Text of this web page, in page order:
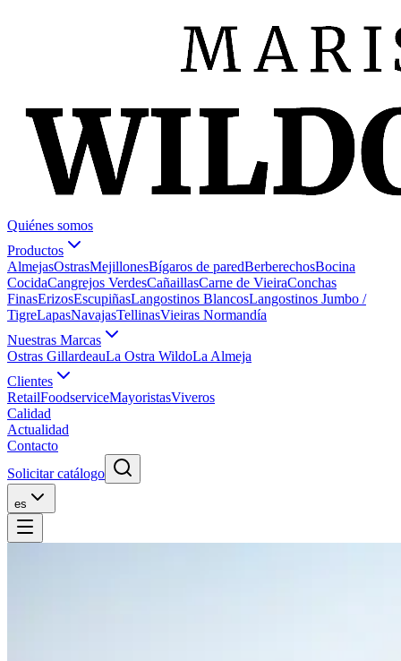
Quiénes somos
Productos
AlmejasOstrasMejillonesBígaros de paredBerberechosBocina
CocidaCangrejos VerdesCañaillasCarne de VieiraConchas
FinasErizosEscupiñasLangostinos BlancosLangostinos Jumbo /
TigreLapasNavajasTellinasVieiras Normandía
Nuestras Marcas
Ostras GillardeauLa Ostra WildoLa Almeja
Clientes
RetailFoodserviceMayoristasViveros
Calidad
Actualidad
Contacto
Solicitar catálogo
es